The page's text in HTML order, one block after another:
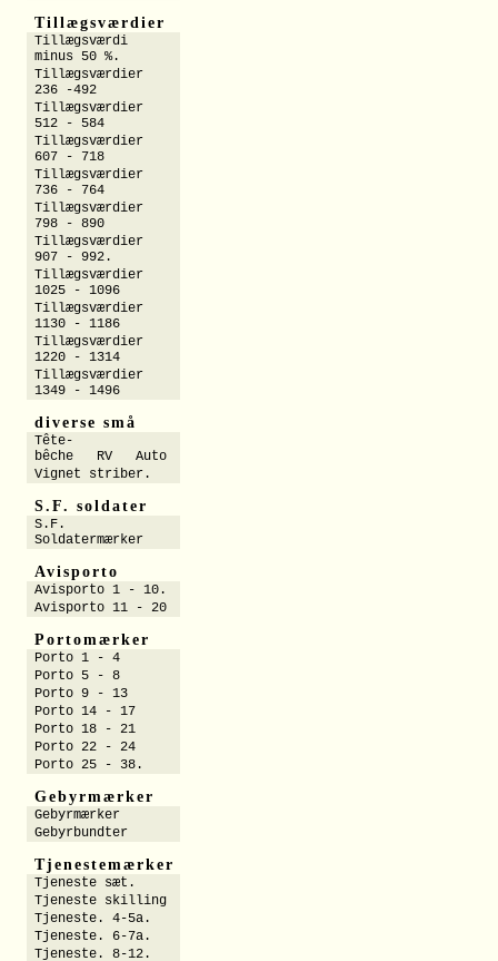
Tillægsværdier
Tillægsværdi
minus 50 %.
Tillægsværdier
236 -492
Tillægsværdier
512 - 584
Tillægsværdier
607 - 718
Tillægsværdier
736 - 764
Tillægsværdier
798 - 890
Tillægsværdier
907 - 992.
Tillægsværdier
1025 - 1096
Tillægsværdier
1130 - 1186
Tillægsværdier
1220 - 1314
Tillægsværdier
1349 - 1496
diverse små
Tête-
bêche RV Auto
Vignet striber.
S.F. soldater
S.F.
Soldatermærker
Avisporto
Avisporto 1 - 10.
Avisporto 11 - 20
Portomærker
Porto 1 - 4
Porto 5 - 8
Porto 9 - 13
Porto 14 - 17
Porto 18 - 21
Porto 22 - 24
Porto 25 - 38.
Gebyrmærker
Gebyrmærker
Gebyrbundter
Tjenestemærker
Tjeneste sæt.
Tjeneste skilling
Tjeneste. 4-5a.
Tjeneste. 6-7a.
Tjeneste. 8-12.